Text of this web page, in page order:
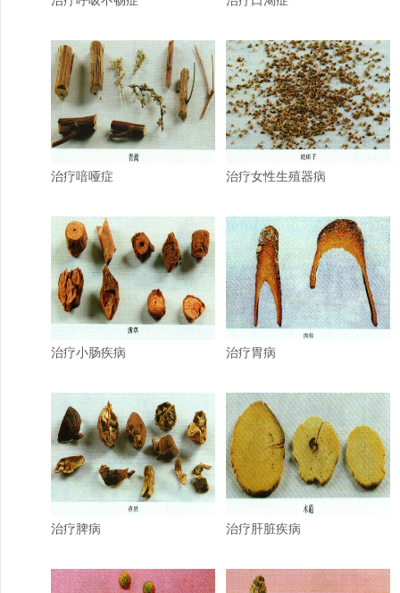
治疗喑哑症 治疗女性生殖器病
治疗小肠疾病 治疗胃病
治疗脾病 治疗肝脏疾病